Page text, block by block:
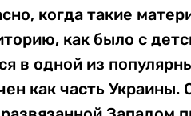
когда такие
как было с
в одной из
как часть Украины.